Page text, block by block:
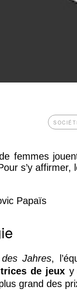
femmes
s’y
Papaïs
Jahres,
de jeux y
grand des